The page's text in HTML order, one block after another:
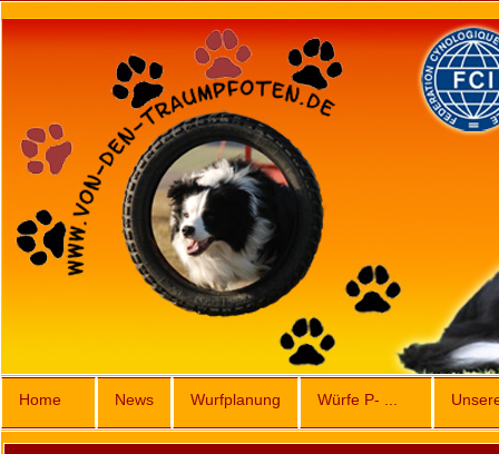
Home News Wurfplanung Würfe P- ...